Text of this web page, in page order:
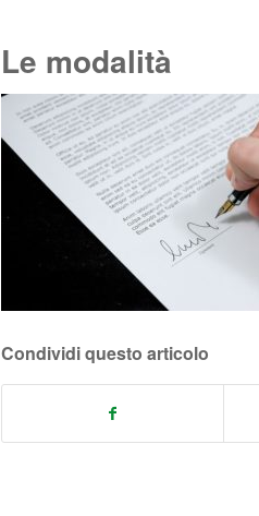
Le modalità
Condividi questo articolo